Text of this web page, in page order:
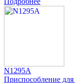
N1295A
Приспособление для